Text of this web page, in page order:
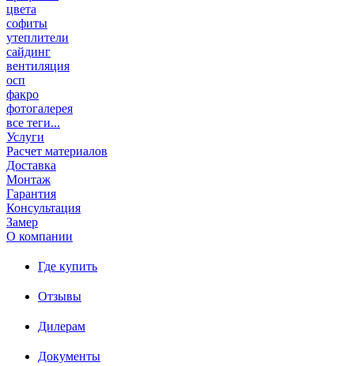
цвета
софиты
утеплители
сайдинг
вентиляция
осп
факро
фотогалерея
все теги...
Услуги
Расчет материалов
Доставка
Монтаж
Гарантия
Консультация
Замер
О компании
Где купить
Отзывы
Дилерам
Документы